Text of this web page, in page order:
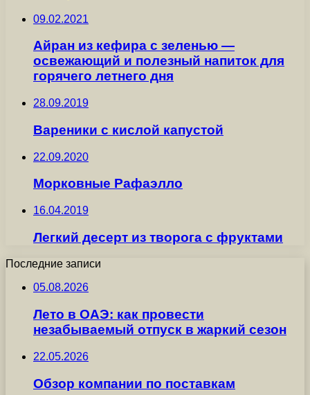
09.02.2021
Айран из кефира с зеленью —
освежающий и полезный напиток для
горячего летнего дня
28.09.2019
Вареники с кислой капустой
22.09.2020
Морковные Рафаэлло
16.04.2019
Легкий десерт из творога с фруктами
Последние записи
05.08.2026
Лето в ОАЭ: как провести
незабываемый отпуск в жаркий сезон
22.05.2026
Обзор компании по поставкам